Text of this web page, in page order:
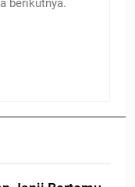
berikutnya.